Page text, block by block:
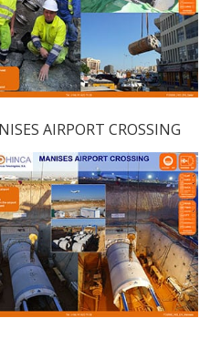
AIRPORT CROSSING